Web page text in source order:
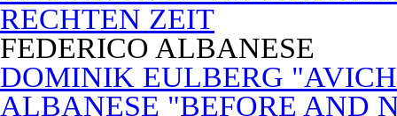
RECHTEN ZEIT
FEDERICO ALBANESE
DOMINIK EULBERG
ALBANESE "BEFORE AND